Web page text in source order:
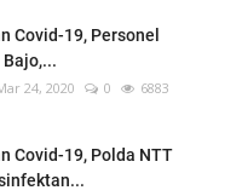
Covid-19, Personel
24, 2020 0 6883
Covid-19, Polda NTT